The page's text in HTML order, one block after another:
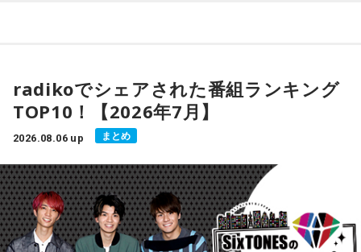
【DJ中島ヒロト】
柔らかいアレンジで優しい歌声、素敵でした！
●こんな感じで、毎週水曜のこの時間は各国のMUSIC MATE
が登場します！
コーナーの感想もぜひ送ってくださいね〜お待ちしていま
うお座のアナタ：お気に入りの音楽で、気持ちをリセットし
てみましょう。
- * - * - * - * - * - * - * - * - * - * - * - * - * - * - * - * - * - * - *
- * - * - * - * - * - * - * - * - * - *
radikoでシェアされた番組ランキング
TOP10！【2026年7月】
2026.08.06 up まとめ